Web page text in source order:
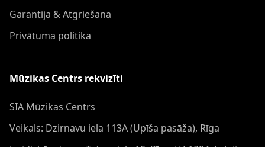
Garantija & Atgriešana
Privātuma politika
Mūzikas Centrs rekvizīti
SIA Mūzikas Centrs
Veikals: Dzirnavu iela 113A (Upīša pasāža), Rīga